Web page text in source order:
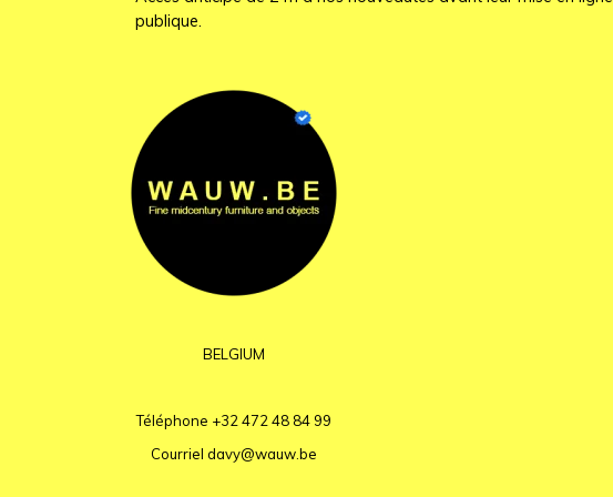
publique.
BELGIUM
Téléphone +32 472 48 84 99
Courriel davy@wauw.be